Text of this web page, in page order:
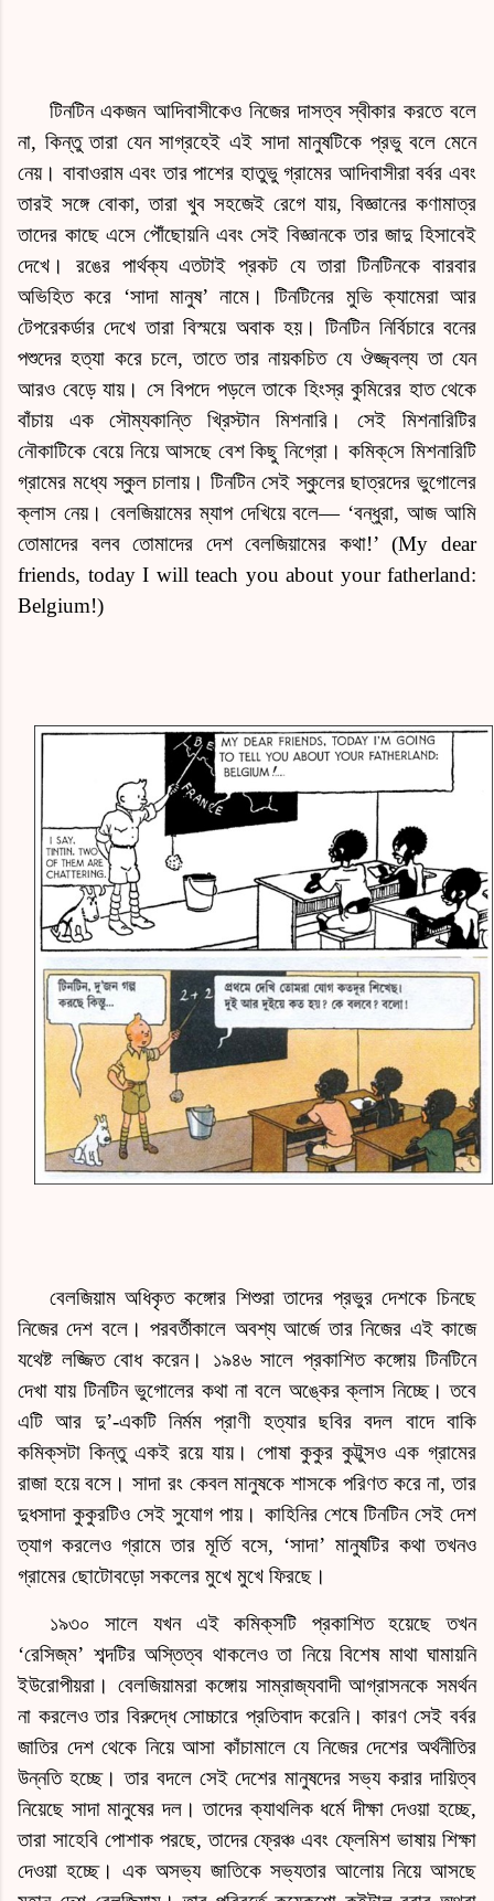
টিনটিন একজন আদিবাসীকেও নিজের দাসত্ব স্বীকার করতে বলে
না, কিন্তু তারা যেন সাগ্রহেই এই সাদা মানুষটিকে প্রভু বলে মেনে
নেয়। বাবাওরাম এবং তার পাশের হাতুভু গ্রামের আদিবাসীরা বর্বর এবং
তারই সঙ্গে বোকা, তারা খুব সহজেই রেগে যায়, বিজ্ঞানের কণামাত্র
তাদের কাছে এসে পৌঁছোয়নি এবং সেই বিজ্ঞানকে তার জাদু হিসাবেই
দেখে। রঙের পার্থক্য এতটাই প্রকট যে তারা টিনটিনকে বারবার
অভিহিত করে ‘সাদা মানুষ’ নামে। টিনটিনের মুভি ক্যামেরা আর
টেপরেকর্ডার দেখে তারা বিস্ময়ে অবাক হয়। টিনটিন নির্বিচারে বনের
পশুদের হত্যা করে চলে, তাতে তার নায়কচিত যে ঔজ্জ্বল্য তা যেন
আরও বেড়ে যায়। সে বিপদে পড়লে তাকে হিংস্র কুমিরের হাত থেকে
বাঁচায় এক সৌম্যকান্তি খ্রিস্টান মিশনারি। সেই মিশনারিটির
নৌকাটিকে বেয়ে নিয়ে আসছে বেশ কিছু নিগ্রো।কমিক্‌সে মিশনারিটি
গ্রামের মধ্যে স্কুল চালায়। টিনটিন সেই স্কুলের ছাত্রদের ভুগোলের
ক্লাস নেয়। বেলজিয়ামের ম্যাপ দেখিয়ে বলে— ‘বন্ধুরা, আজ আমি
তোমাদের বলব তোমাদের দেশ বেলজিয়ামের কথা!’ (My dear
friends, today I will teach you about your fatherland:
Belgium!)
বেলজিয়ামঅধিকৃত কঙ্গোর শিশুরা তাদের প্রভুর দেশকে চিনছে
নিজের দেশ বলে। পরবর্তীকালে অবশ্য আর্জে তার নিজের এই কাজে
যথেষ্ট লজ্জিত বোধ করেন। ১৯৪৬ সালে প্রকাশিত কঙ্গোয় টিনটিনে
দেখা যায় টিনটিন ভুগোলের কথা না বলে অঙ্কের ক্লাস নিচ্ছে। তবে
এটি আর দু’-একটি নির্মম প্রাণী হত্যার ছবির বদল বাদে বাকি
কমিক্‌সটা কিন্তু একই রয়ে যায়। পোষা কুকুর কুট্টুসও এক গ্রামের
রাজা হয়ে বসে। সাদা রং কেবল মানুষকে শাসকে পরিণত করে না, তার
দুধসাদা কুকুরটিও সেই সুযোগ পায়। কাহিনির শেষে টিনটিন সেই দেশ
ত্যাগ করলেও গ্রামে তার মূর্তি বসে, ‘সাদা’ মানুষটির কথা তখনও
গ্রামের ছোটোবড়ো সকলের মুখে মুখে ফিরছে।
১৯৩০ সালে যখন এইকমিক্‌সটি প্রকাশিত হয়েছে তখন
‘রেসিজ্‌ম’ শব্দটির অস্তিত্ব থাকলেও তা নিয়ে বিশেষ মাথা ঘামায়নি
ইউরোপীয়রা। বেলজিয়ামরা কঙ্গোয় সাম্রাজ্যবাদী আগ্রাসনকে সমর্থন
না করলেও তার বিরুদ্ধে সোচ্চারে প্রতিবাদ করেনি। কারণ সেই বর্বর
জাতির দেশ থেকে নিয়ে আসা কাঁচামালে যে নিজের দেশের অর্থনীতির
উন্নতি হচ্ছে। তার বদলে সেই দেশের মানুষদের সভ্য করার দায়িত্ব
নিয়েছে সাদা মানুষের দল। তাদের ক্যাথলিক ধর্মে দীক্ষা দেওয়া হচ্ছে,
তারা সাহেবি পোশাক পরছে, তাদের ফ্রেঞ্চ এবং ফ্লেমিশ ভাষায় শিক্ষা
দেওয়া হচ্ছে। এক অসভ্য জাতিকে সভ্যতার আলোয় নিয়ে আসছে